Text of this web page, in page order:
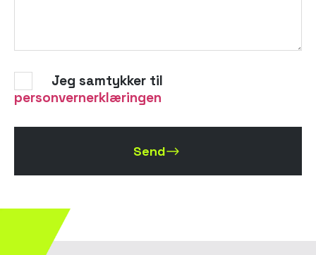
Jeg samtykker til
personvernerklæringen
Send